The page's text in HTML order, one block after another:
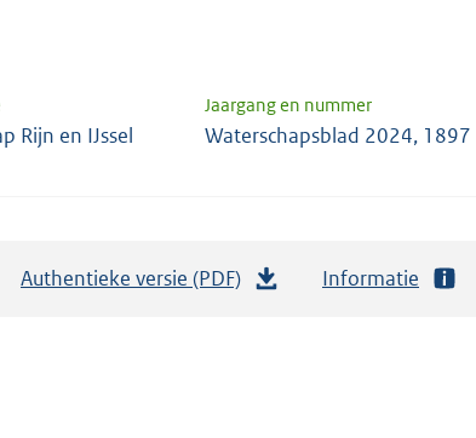
Jaargang en nummer
Rijn en IJssel Waterschapsblad 2024, 1897
Authentieke versie (PDF) Informatie